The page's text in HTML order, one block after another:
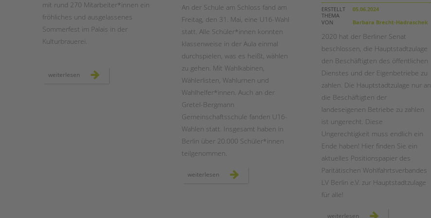
STADTTEILARBEIT
mit rund 270 Mitarbeiter*innen ein
fröhliches und ausgelassenes
Sommerfest im Palais in der
Kulturbrauerei.
weiterlesen unser
sommerfest
An der Schule am Schloss fand am
Freitag, den 31. Mai, eine U16-Wahl
statt. Alle Schüler*innen konnten
klassenweise in der Aula einmal
durchspielen, was es heißt, wählen
zu gehen. Mit Wahlkabinen,
Wählerlisten, Wahlurnen und
Wahlhelfer*innen. Auch an der
Gretel-Bergmann
Gemeinschaftsschule fanden U16-
Wahlen statt. Insgesamt haben in
Berlin über 20.000 Schüler*innen
teilgenommen.
weiterlesen
europawahl
ERSTELLT
05.06.2024
THEMA
VON
Barbara Brecht-Hadraschek
2020 hat der Berliner Senat
beschlossen, die Hauptstadtzulage
den Beschäftigten des öffentlichen
Dienstes und der Eigenbetriebe zu
zahlen. Die Hauptstadtzulage nur an
die Beschäftigten der
landeseigenen Betriebe zu zahlen
ist ungerecht. Diese
Ungerechtigkeit muss endlich ein
Ende haben! Hier finden Sie ein
aktuelles Positionspapier des
Paritätischen Wohlfahrtsverbandes
LV Berlin e.V. zur Hauptstadtzulage
für alle!
weiterlesen neues